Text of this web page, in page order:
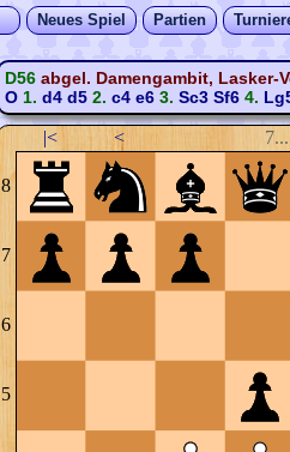
Neues Spiel Partien
D56 abgel. Damengambit, Lasker-
O1. d4 d52. c4 e63. Sc3 Sf64.
|< < 7...
8
7
6
5